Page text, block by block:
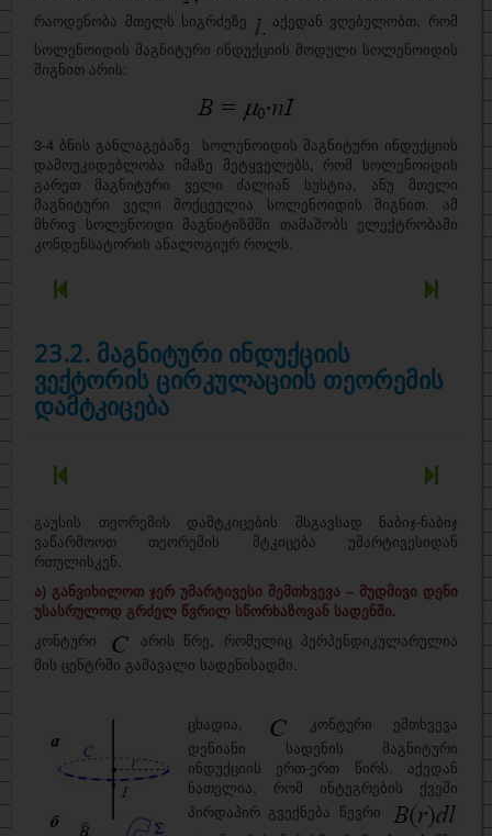
რაოდენობა მთელს სიგრძეზე
აქედან ვღებულობთ, რომ
სოლენოიდის მაგნიტური ინდუქციის მოდული სოლენოიდის
შიგნით არის:
3-4 ბნის განლაგებაზე სოლენოიდის მაგნიტური ინდუქციის
დამოუკიდებლობა იმაზე მეტყველებს, რომ სოლენოიდის
გარეთ მაგნიტური ველი ძალიან სუსტია, ანუ მთელი
მაგნიტური ველი მოქცეულია სოლენოიდის შიგნით. ამ
მხრივ სოლენოიდი მაგნიტიზმში თამაშობს ელექტრობაში
კონდენსატორის ანალოგიურ როლს.
23.2. მაგნიტური ინდუქციის
ვექტორის ცირკულაციის თეორემის
დამტკიცება
გაუსის თეორემის დამტკიცების მსგავსად ნაბიჯ-ნაბიჯ
ვაწარმოოთ თეორემის მტკიცება უმარტივესიდან
რთულისკენ.
ა) განვიხილოთ ჯერ უმარტივესი შემთხვევა – მუდმივი დენი
უსასრულოდ გრძელ წვრილ სწორხაზოვან სადენში.
კონტური
არის წრე, რომელიც პერპენდიკულარულია
მის ცენტრში გამავალი სადენისადმი.
ცხადია,
კონტური ემთხვევა
დენიანი სადენის მაგნიტური
ინდუქციის ერთ-ერთ წირს. აქედან
ნათელია, რომ ინტეგრების ქვეში
პირდაპირ გვექნება წევრი